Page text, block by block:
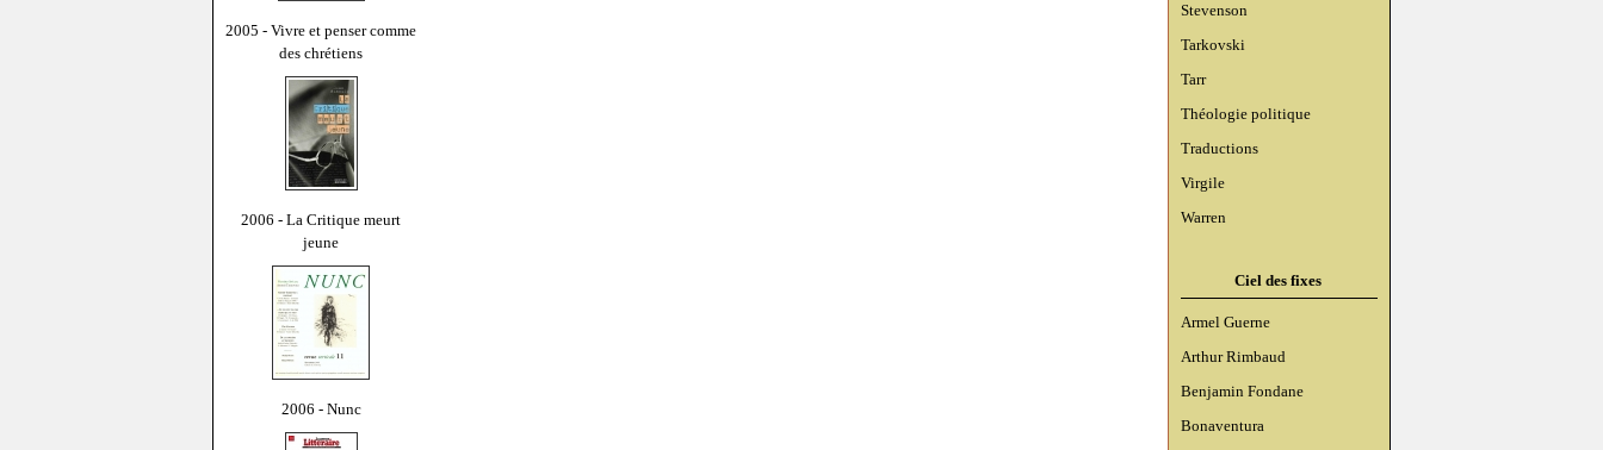
2005 - Vivre et penser comme
des chrétiens
2006 - La Critique meurt
jeune
2006 - Nunc
Stevenson
Tarkovski
Tarr
Théologie politique
Traductions
Virgile
Warren
Ciel des fixes
Armel Guerne
Arthur Rimbaud
Benjamin Fondane
Bonaventura